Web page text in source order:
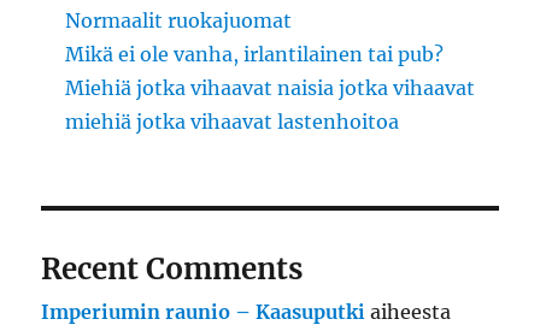
Normaalit ruokajuomat
Mikä ei ole vanha, irlantilainen tai pub?
Miehiä jotka vihaavat naisia jotka vihaavat
miehiä jotka vihaavat lastenhoitoa
Recent Comments
Imperiumin raunio – Kaasuputki aiheesta